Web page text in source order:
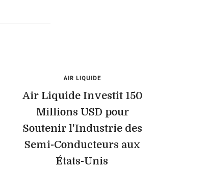
AIR LIQUIDE
Air Liquide Investit 150
Millions USD pour
Soutenir l'Industrie des
Semi-Conducteurs aux
États-Unis